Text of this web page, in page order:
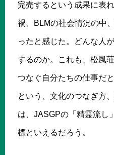
完売するという成果に表
禍、BLMの社会情況の中
ったと感じた。どんな人
するのか。これも、松風
つなぐ自分たちの仕事だ
という、文化のつなぎ方
は、JASGPの「精霊流し
標といえるだろう。